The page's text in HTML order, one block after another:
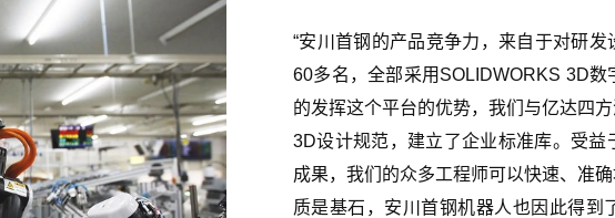
“安川首钢的产品竞争力，来自于对研
60多名，全部采用SOLIDWORKS 3D
的发挥这个平台的优势，我们与亿达四
3D设计规范，建立了企业标准库。受
成果，我们的众多工程师可以快速、准
质是基石，安川首钢机器人也因此得到